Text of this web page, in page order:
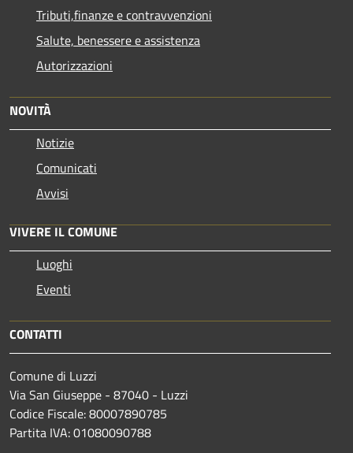
Tributi,finanze e contravvenzioni
Salute, benessere e assistenza
Autorizzazioni
NOVITÀ
Notizie
Comunicati
Avvisi
VIVERE IL COMUNE
Luoghi
Eventi
CONTATTI
Comune di Luzzi
Via San Giuseppe - 87040 - Luzzi
Codice Fiscale: 80007890785
Partita IVA: 01080090788